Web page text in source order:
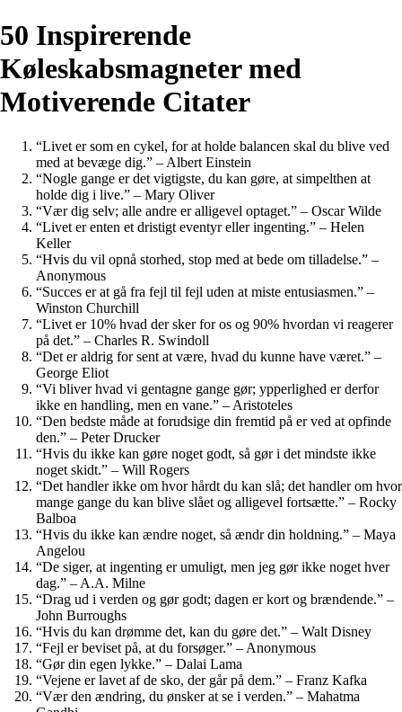
50 Inspirerende
Køleskabsmagneter med
Motiverende Citater
“Livet er som en cykel, for at holde balancen skal du blive ved
med at bevæge dig.” – Albert Einstein
“Nogle gange er det vigtigste, du kan gøre, at simpelthen at
holde dig i live.” – Mary Oliver
“Vær dig selv; alle andre er alligevel optaget.” – Oscar Wilde
“Livet er enten et dristigt eventyr eller ingenting.” – Helen
Keller
“Hvis du vil opnå storhed, stop med at bede om tilladelse.” –
Anonymous
“Succes er at gå fra fejl til fejl uden at miste entusiasmen.” –
Winston Churchill
“Livet er 10% hvad der sker for os og 90% hvordan vi reagerer
på det.” – Charles R. Swindoll
“Det er aldrig for sent at være, hvad du kunne have været.” –
George Eliot
“Vi bliver hvad vi gentagne gange gør; ypperlighed er derfor
ikke en handling, men en vane.” – Aristoteles
“Den bedste måde at forudsige din fremtid på er ved at opfinde
den.” – Peter Drucker
“Hvis du ikke kan gøre noget godt, så gør i det mindste ikke
noget skidt.” – Will Rogers
“Det handler ikke om hvor hårdt du kan slå; det handler om hvor
mange gange du kan blive slået og alligevel fortsætte.” – Rocky
Balboa
“Hvis du ikke kan ændre noget, så ændr din holdning.” – Maya
Angelou
“De siger, at ingenting er umuligt, men jeg gør ikke noget hver
dag.” – A.A. Milne
“Drag ud i verden og gør godt; dagen er kort og brændende.” –
John Burroughs
“Hvis du kan drømme det, kan du gøre det.” – Walt Disney
“Fejl er beviset på, at du forsøger.” – Anonymous
“Gør din egen lykke.” – Dalai Lama
“Vejene er lavet af de sko, der går på dem.” – Franz Kafka
“Vær den ændring, du ønsker at se i verden.” – Mahatma